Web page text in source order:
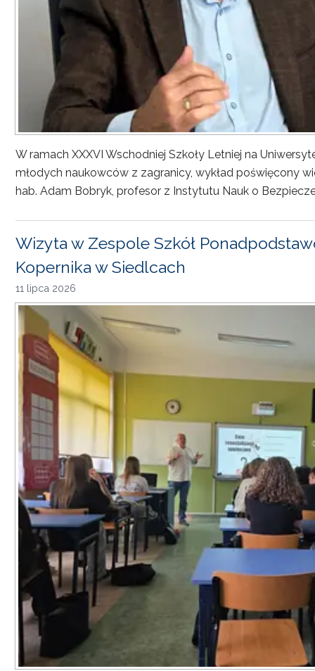
W ramach XXXVI Wschodniej Szkoły Letniej na
młodych naukowców z zagranicy, wykład poświęcony
hab. Adam Bobryk, profesor z Instytutu Nauk o
Wizyta w Zespole Szkół
Kopernika w Siedlcach
11 lipca 2026